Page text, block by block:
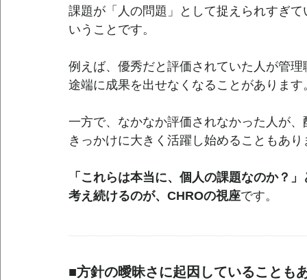
課題が「人の問題」として捉えられすぎて
いうことです。
例えば、優秀だと評価されていた人が管理
途端に成果を出せなくなることがあります
一方で、なかなか評価されなかった人が、
きっかけに大きく活躍し始めることもあり
「これらは本当に、個人の課題なのか？
考え続けるのが、CHROの視座です。
■方針の曖昧さに起因していることも